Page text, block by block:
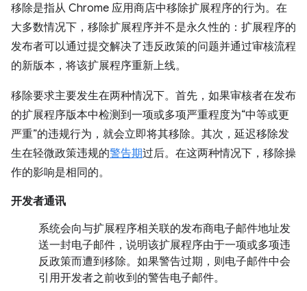
移除是指从 Chrome 应用商店中移除扩展程序的行为。在
大多数情况下，移除扩展程序并不是永久性的：扩展程序的
发布者可以通过提交解决了违反政策的问题并通过审核流程
的新版本，将该扩展程序重新上线。
移除要求主要发生在两种情况下。首先，如果审核者在发布
的扩展程序版本中检测到一项或多项严重程度为“中等或更
严重”的违规行为，就会立即将其移除。其次，延迟移除发
生在轻微政策违规的警告期过后。在这两种情况下，移除操
作的影响是相同的。
开发者通讯
系统会向与扩展程序相关联的发布商电子邮件地址发
送一封电子邮件，说明该扩展程序由于一项或多项违
反政策而遭到移除。如果警告过期，则电子邮件中会
引用开发者之前收到的警告电子邮件。